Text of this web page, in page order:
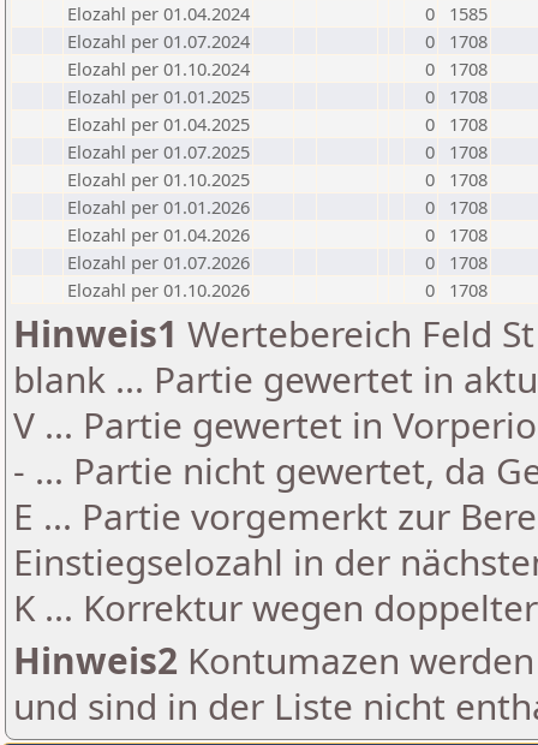
Elozahl per 01.04.2024
0
1585
Elozahl per 01.07.2024
0
1708
Elozahl per 01.10.2024
0
1708
Elozahl per 01.01.2025
0
1708
Elozahl per 01.04.2025
0
1708
Elozahl per 01.07.2025
0
1708
Elozahl per 01.10.2025
0
1708
Elozahl per 01.01.2026
0
1708
Elozahl per 01.04.2026
0
1708
Elozahl per 01.07.2026
0
1708
Elozahl per 01.10.2026
0 1708
Hinweis1 Wertebereich Feld
blank ... Partie gewertet in
V ... Partie gewertet in
- ... Partie nicht gewertet, da
E ... Partie vorgemerkt zur
Einstiegselozahl in der
K ... Korrektur wegen
Hinweis2 Kontumazen
und sind in der Liste nicht